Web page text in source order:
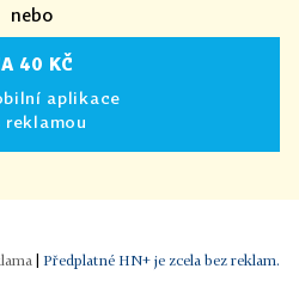
nebo
40 KČ
aplikace
reklamou
Předplatné HN+ je zcela bez reklam.